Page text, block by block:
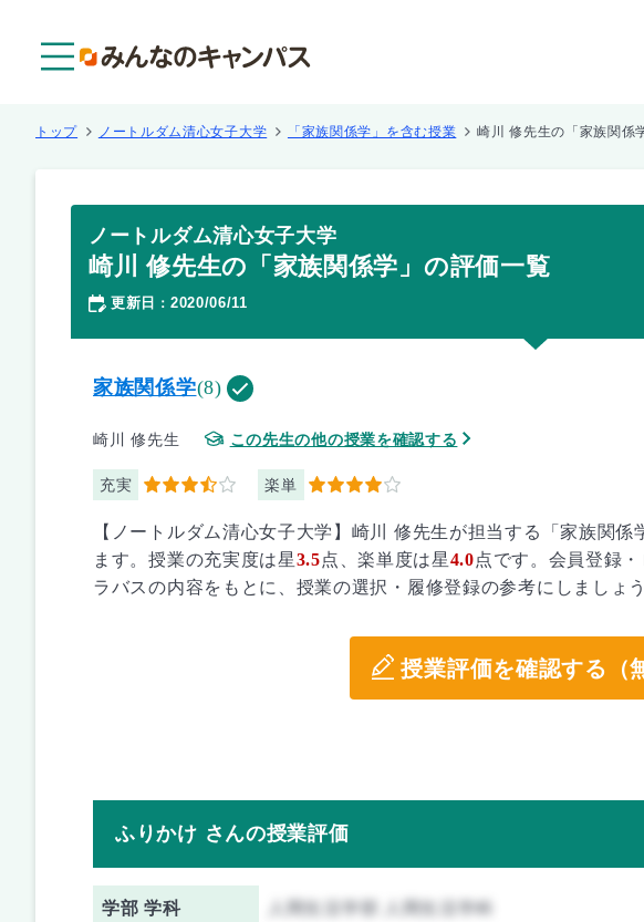
トップ ノートルダム清心女子大学 「家族関係学」を含む授業 崎川 修先生の「家族関係
ノートルダム清心女子大学
崎川 修先生の「家族関係学」の評価一覧
更新日 ： 2020/06/11
家族関係学(8)
崎川 修先生 この先生の他の授業を確認する
充実 3.5 楽単 4
【ノートルダム清心女子大学】崎川 修先生が担当する「家族関係
ます。授業の充実度は星3.5点、楽単度は星4.0点です。会員登録
ラバスの内容をもとに、授業の選択・履修登録の参考にしましょう
授業評価を確認する（
ふりかけ さんの授業評価
学部 学科